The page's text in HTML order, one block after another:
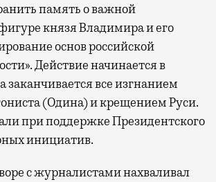
память о важной
князя Владимира и его
основ российской
Действие начинается в
заканчивается все изгнанием
(Одина) и крещением Руси.
при поддержке Президентского
инициатив.
с журналистами нахваливал